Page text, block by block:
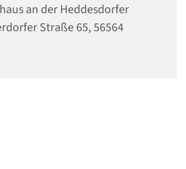
an der Heddesdorfer
Straße 65, 56564